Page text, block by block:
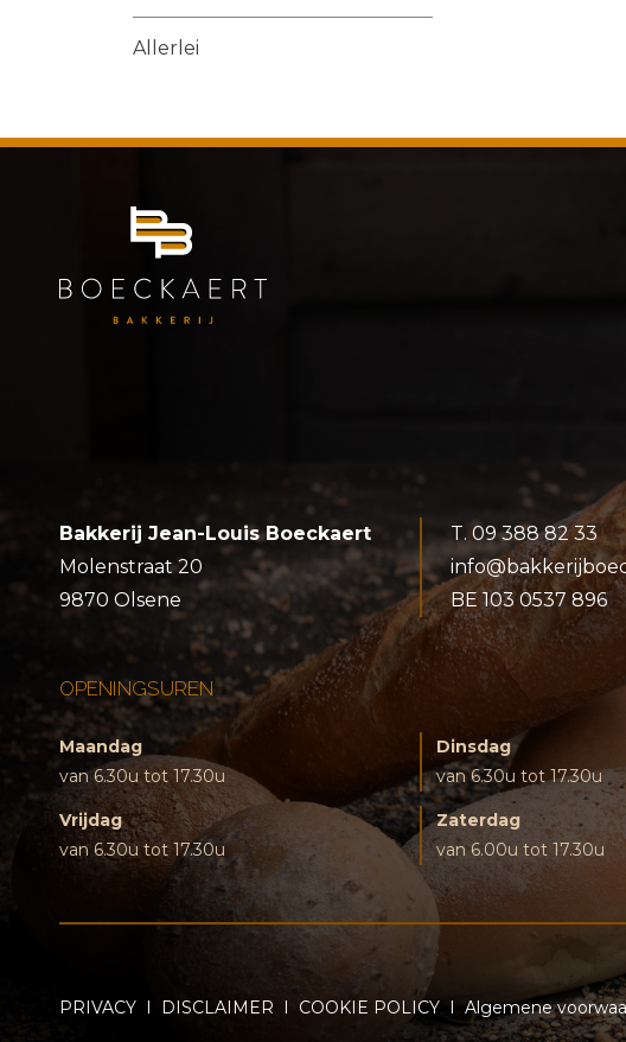
Allerlei
Bakkerij Jean-Louis Boeckaert
Molenstraat 20
9870 Olsene
T. 09 388 82 33
BE 103 0537 896
OPENINGSUREN
Maandag
van 6.30u tot 17.30u
Dinsdag
van 6.30u tot 17.30u
Vrijdag
van 6.30u tot 17.30u
Zaterdag
van 6.00u tot 17.30u
PRIVACY I DISCLAIMER I COOKIE POLICY I Algemene